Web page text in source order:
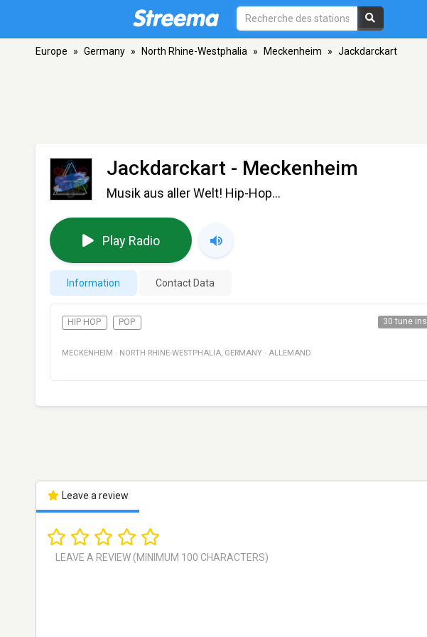
Europe » Germany » North Rhine-Westphalia » Meckenheim » Jackdarckart
Jackdarckart - Meckenheim
Musik aus aller Welt! Hip-Hop...
Play Radio
Information Contact Data
HIP HOP POP 30 tune ins
MECKENHEIM · NORTH RHINE-WESTPHALIA, GERMANY · ALLEMAND
Leave a review